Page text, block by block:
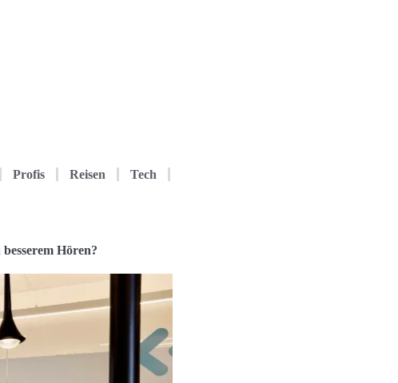
Profis Reisen Tech
Hören?